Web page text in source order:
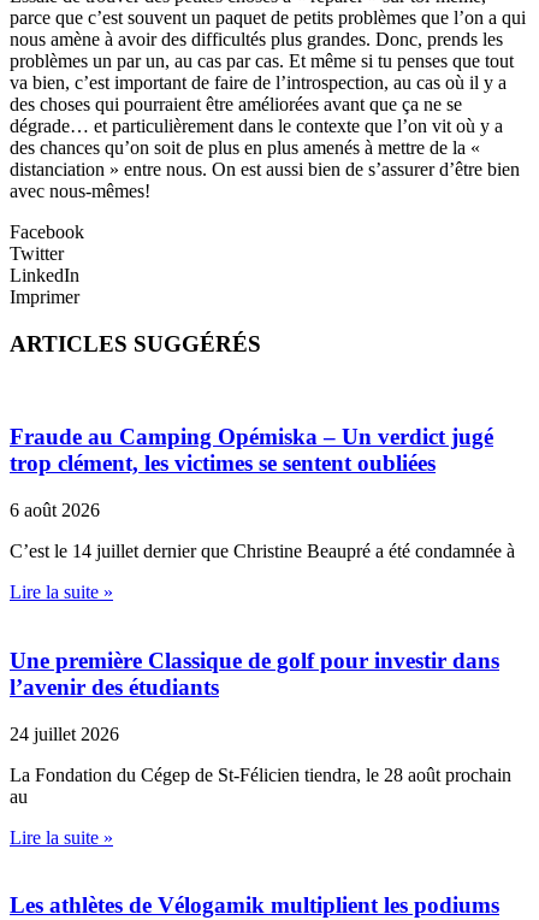
parce que c’est souvent un paquet de petits problèmes que l’on a qui
nous amène à avoir des difficultés plus grandes. Donc, prends les
problèmes un par un, au cas par cas. Et même si tu penses que tout
va bien, c’est important de faire de l’introspection, au cas où il y a
des choses qui pourraient être améliorées avant que ça ne se
dégrade… et particulièrement dans le contexte que l’on vit où y a
des chances qu’on soit de plus en plus amenés à mettre de la «
distanciation » entre nous. On est aussi bien de s’assurer d’être bien
avec nous-mêmes!
Facebook
Twitter
LinkedIn
Imprimer
ARTICLES SUGGÉRÉS
Fraude au Camping Opémiska – Un verdict jugé
trop clément, les victimes se sentent oubliées
6 août 2026
C’est le 14 juillet dernier que Christine Beaupré a été condamnée à
Lire la suite »
Une première Classique de golf pour investir dans
l’avenir des étudiants
24 juillet 2026
La Fondation du Cégep de St-Félicien tiendra, le 28 août prochain
au
Lire la suite »
Les athlètes de Vélogamik multiplient les podiums